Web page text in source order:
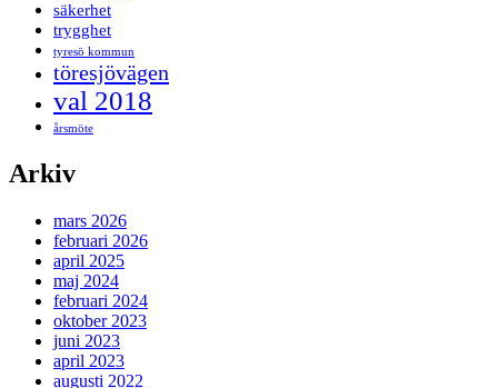
säkerhet
trygghet
tyresö kommun
töresjövägen
val 2018
årsmöte
Arkiv
mars 2026
februari 2026
april 2025
maj 2024
februari 2024
oktober 2023
juni 2023
april 2023
augusti 2022